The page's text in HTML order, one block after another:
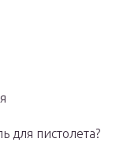
для пистолета?